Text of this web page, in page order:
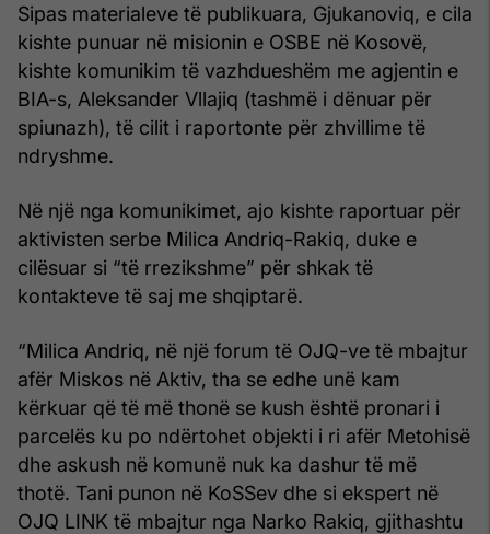
Sipas materialeve të publikuara, Gjukanoviq, e cila
kishte punuar në misionin e OSBE në Kosovë,
kishte komunikim të vazhdueshëm me agjentin e
BIA-s, Aleksander Vllajiq (tashmë i dënuar për
spiunazh), të cilit i raportonte për zhvillime të
ndryshme.
Në një nga komunikimet, ajo kishte raportuar për
aktivisten serbe Milica Andriq-Rakiq, duke e
cilësuar si “të rrezikshme” për shkak të
kontakteve të saj me shqiptarë.
“Milica Andriq, në një forum të OJQ-ve të mbajtur
afër Miskos në Aktiv, tha se edhe unë kam
kërkuar që të më thonë se kush është pronari i
parcelës ku po ndërtohet objekti i ri afër Metohisë
dhe askush në komunë nuk ka dashur të më
thotë. Tani punon në KoSSev dhe si ekspert në
OJQ LINK të mbajtur nga Narko Rakiq, gjithashtu